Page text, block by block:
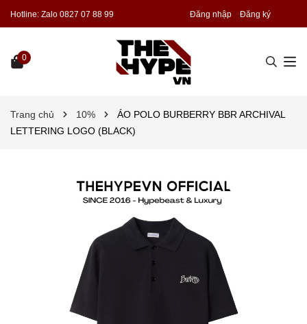
Hotline: Zalo 0827 07 88 99 Đăng nhập Đăng ký
0
Trang chủ 10%
ÁO POLO BURBERRY BBR ARCHIVAL
LETTERING LOGO (BLACK)